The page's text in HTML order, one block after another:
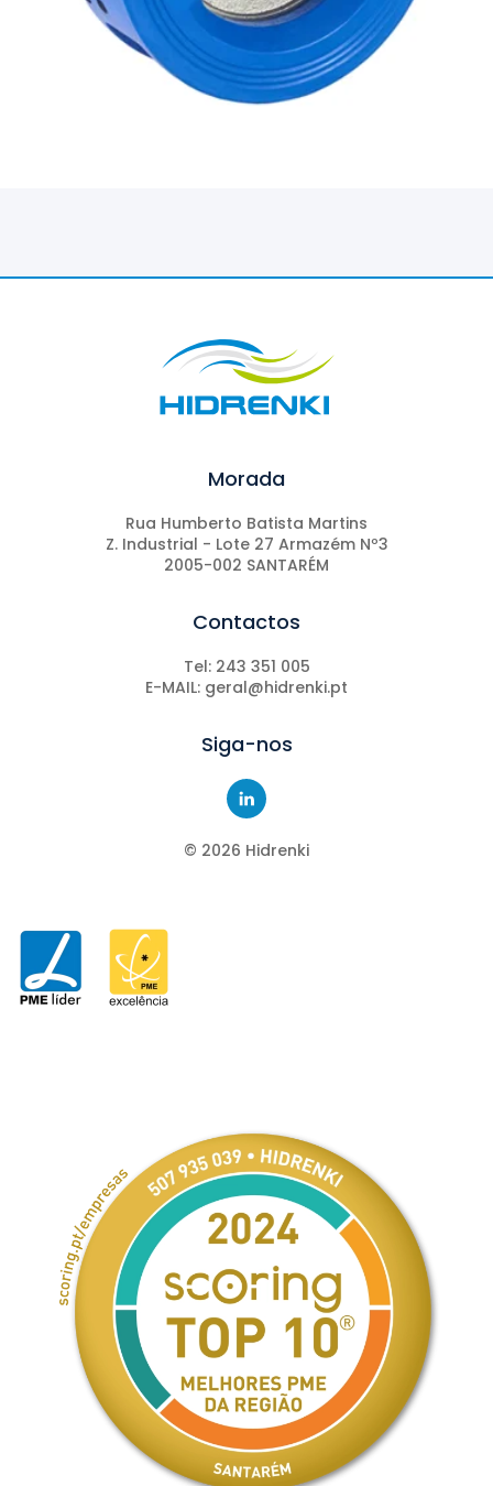
Morada
Rua Humberto Batista Martins
Z. Industrial - Lote 27 Armazém Nº3
2005-002 SANTARÉM
Contactos
Tel: 243 351 005
E-MAIL: geral@hidrenki.pt
Siga-nos
© 2026 Hidrenki